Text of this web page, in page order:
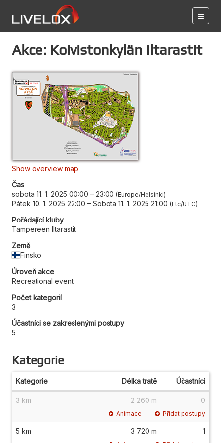
Akce: Koivistonkylän Iltarastit
Show overview map
Čas
sobota 11. 1. 2025 00:00 – 23:00 Europe/Helsinki
Pátek 10. 1. 2025 22:00 – Sobota 11. 1. 2025 21:00 Etc/UTC
Pořádající kluby
Tampereen Iltarastit
Země
Finsko
Úroveň akce
Recreational event
Počet kategorií
3
Účastníci se zakreslenými postupy
5
Kategorie
Kategorie Délka tratě Účastníci
3 km 2 260 m 0
Animace Přidat postupy
5 km 3 720 m 1